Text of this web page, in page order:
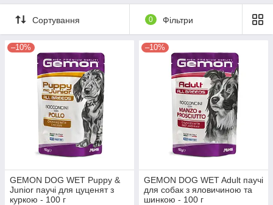
Сортування 0 Фільтри
–10%
GEMON DOG WET Puppy &
Junior паучі для цуценят з
куркою - 100 г
–10%
GEMON DOG WET Adult паучі
для собак з яловичиною та
шинкою - 100 г